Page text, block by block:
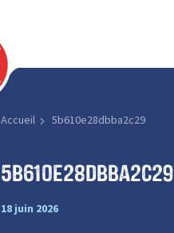
Accueil 5b610e28dbba2c29
5b610e28dbba2c29
18 juin 2026